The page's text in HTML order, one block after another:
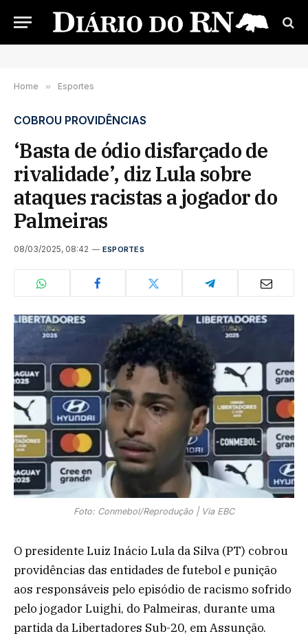
Home » Esportes
COBROU PROVIDÊNCIAS
‘Basta de ódio disfarçado de
rivalidade’, diz Lula sobre
ataques racistas a jogador do
Palmeiras
08/03/2025, 08:42 ESPORTES
Foto: Conmebol/Reprodução | Via EBC
O presidente Luiz Inácio Lula da Silva (PT) cobrou
providências das entidades de futebol e punição
aos responsáveis pelo episódio de racismo sofrido
pelo jogador Luighi, do Palmeiras, durante uma
partida da Libertadores Sub-20, em Assunção.